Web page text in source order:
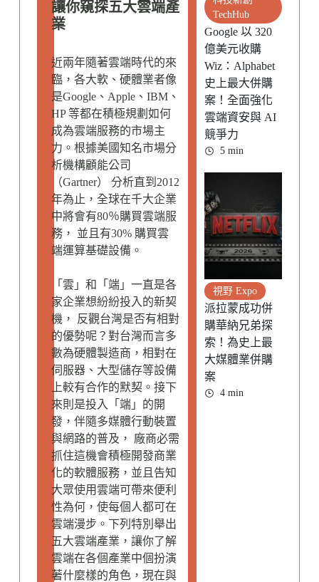
讓你窺探五大雲端產
業
近兩年隨著雲端時代的來
臨，各大軟、硬體業者像
是Google、Apple、IBM、
HP 等都在積極規劃如何
成為雲端服務的市場主
力。根據美國知名市場分
析機構顧能公司
（Gartner） 分析直到2012
年為止，全球在千大企業
中將會有80％購買雲端服
務， 並且有30% 購買雲
端運算基礎設備。
「雲」和「端」一直是各
家企業想紛紛投入的新契
機， 反觀台灣是否有相對
的優勢呢？對台灣而言多
數為硬體製造商，相對在
伺服器、大型儲存等設備
上較有合作的默契。接下
來則是投入「端」的開
發，伴隨多媒體行動裝置
與網路的普及， 廠商必需
抓住這機會積極開發商業
化的軟體服務，並且告知
大眾使用雲端可帶來便利
性為何，使每個人都可在
雲端漫步。下列特別舉出
五大雲端產業，讓你了解
雲端在各個產業中個扮演
著什麼樣的角色，現在與
TechHub
Google 以 320
億美元收購
Wiz：Alphabet
史上最大併購
案！全面強化
雲端資安與 AI
競爭力
5 min
視野 Expo
派拉蒙成功併
購華納兄弟探
索！為史上最
大媒體業併購
案
4 min